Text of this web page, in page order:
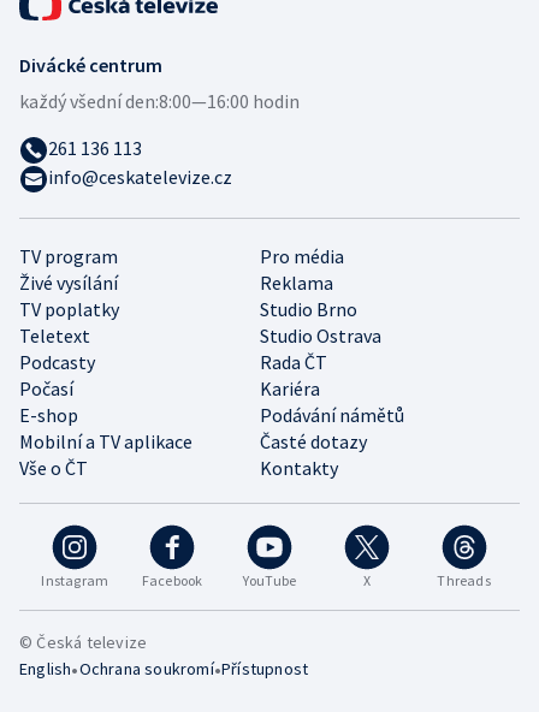
Instagram Facebook YouTube X Threads
TV program
Pro média
Živé vysílání
Reklama
TV poplatky
Studio Brno
Teletext
Studio Ostrava
Podcasty
Rada ČT
Počasí
Kariéra
E-shop
Podávání námětů
Mobilní a TV aplikace
Časté dotazy
Vše o ČT
Kontakty
Divácké centrum
každý všední den:8:00—16:00 hodin
261 136 113
info@ceskatelevize.cz
© Česká televize
English•Ochrana soukromí•Přístupnost